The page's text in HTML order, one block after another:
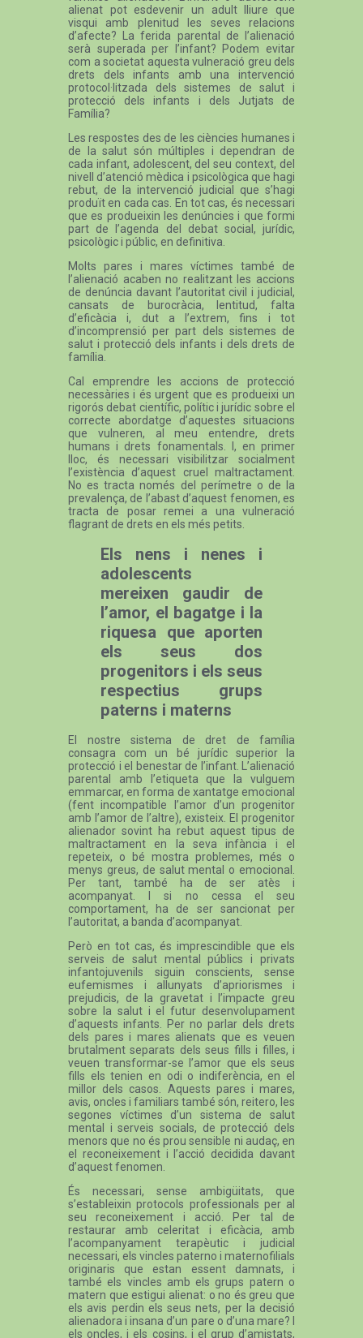
alienat pot esdevenir un adult lliure que
visqui amb plenitud les seves relacions
d’afecte? La ferida parental de l’alienació
serà superada per l’infant? Podem evitar
com a societat aquesta vulneració greu dels
drets dels infants amb una intervenció
protocol·litzada dels sistemes de salut i
protecció dels infants i dels Jutjats de
Família?
Les respostes des de les ciències humanes i
de la salut són múltiples i dependran de
cada infant, adolescent, del seu context, del
nivell d’atenció mèdica i psicològica que hagi
rebut, de la intervenció judicial que s’hagi
produït en cada cas. En tot cas, és necessari
que es produeixin les denúncies i que formi
part de l’agenda del debat social, jurídic,
psicològic i públic, en definitiva.
Molts pares i mares víctimes també de
l’alienació acaben no realitzant les accions
de denúncia davant l’autoritat civil i judicial,
cansats de burocràcia, lentitud, falta
d’eficàcia i, dut a l’extrem, fins i tot
d’incomprensió per part dels sistemes de
salut i protecció dels infants i dels drets de
família.
Cal emprendre les accions de protecció
necessàries i és urgent que es produeixi un
rigorós debat científic, polític i jurídic sobre el
correcte abordatge d’aquestes situacions
que vulneren, al meu entendre, drets
humans i drets fonamentals. I, en primer
lloc, és necessari visibilitzar socialment
l’existència d’aquest cruel maltractament.
No es tracta només del perímetre o de la
prevalença, de l’abast d’aquest fenomen, es
tracta de posar remei a una vulneració
flagrant de drets en els més petits.
Els nens i nenes i
adolescents
mereixen gaudir de
l’amor, el bagatge i la
riquesa que aporten
els seus dos
progenitors i els seus
respectius grups
paterns i materns
El nostre sistema de dret de família
consagra com un bé jurídic superior la
protecció i el benestar de l’infant. L’alienació
parental amb l’etiqueta que la vulguem
emmarcar, en forma de xantatge emocional
(fent incompatible l’amor d’un progenitor
amb l’amor de l’altre), existeix. El progenitor
alienador sovint ha rebut aquest tipus de
maltractament en la seva infància i el
repeteix, o bé mostra problemes, més o
menys greus, de salut mental o emocional.
Per tant, també ha de ser atès i
acompanyat. I si no cessa el seu
comportament, ha de ser sancionat per
l’autoritat, a banda d’acompanyat.
Però en tot cas, és imprescindible que els
serveis de salut mental públics i privats
infantojuvenils siguin conscients, sense
eufemismes i allunyats d’apriorismes i
prejudicis, de la gravetat i l’impacte greu
sobre la salut i el futur desenvolupament
d’aquests infants. Per no parlar dels drets
dels pares i mares alienats que es veuen
brutalment separats dels seus fills i filles, i
veuen transformar-se l’amor que els seus
fills els tenien en odi o indiferència, en el
millor dels casos. Aquests pares i mares,
avis, oncles i familiars també són, reitero, les
segones víctimes d’un sistema de salut
mental i serveis socials, de protecció dels
menors que no és prou sensible ni audaç, en
el reconeixement i l’acció decidida davant
d’aquest fenomen.
És necessari, sense ambigüitats, que
s’estableixin protocols professionals per al
seu reconeixement i acció. Per tal de
restaurar amb celeritat i eficàcia, amb
l’acompanyament terapèutic i judicial
necessari, els vincles paterno i maternofilials
originaris que estan essent damnats, i
també els vincles amb els grups patern o
matern que estigui alienat: o no és greu que
els avis perdin els seus nets, per la decisió
alienadora i insana d’un pare o d’una mare? I
els oncles, i els cosins, i el grup d’amistats,